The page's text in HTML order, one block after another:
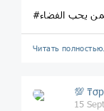
Читать
💯
15